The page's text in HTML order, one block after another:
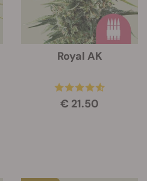
Royal AK
€ 21.50